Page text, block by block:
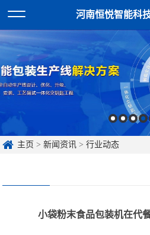
河南恒悦智能科
主页 >新闻资讯 >行业动态
小袋粉末食品包装机在代